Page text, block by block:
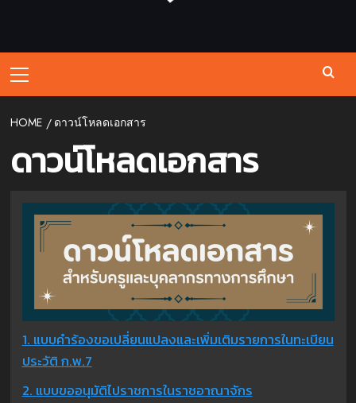
Menu
HOME ดาวน์โหลดเอกสาร
ดาวน์โหลดเอกสาร
1. แบบคําร้องขอเปลี่ยนแปลงและเพิ่มเติมรายการในทะเบียน
ประวัติ ก.พ.7
2. แบบขออนุมัติไปราชการในราชอาณาจักร